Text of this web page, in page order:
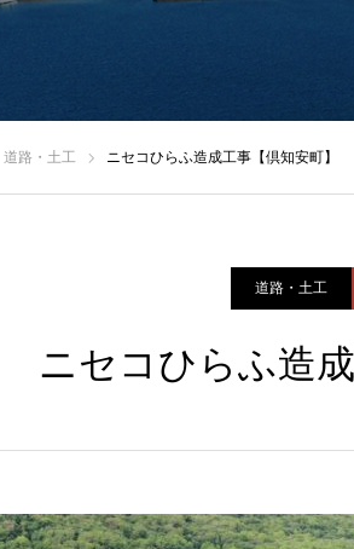
道路・土工 ニセコひらふ造成工事【倶知安町】
道路・土工
ニセコひらふ造